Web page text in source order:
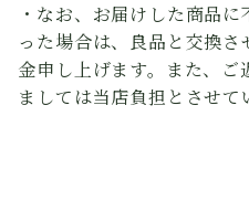
・なお、お届けした商品
った場合は、良品と交換
金申し上げます。また、ご
ましては当店負担とさせて